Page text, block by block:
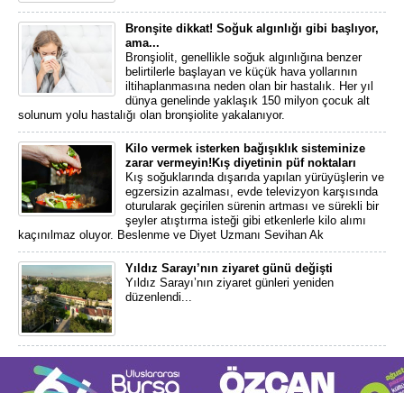
Bronşite dikkat! Soğuk algınlığı gibi başlıyor,
ama...
Bronşiolit, genellikle soğuk algınlığına benzer
belirtilerle başlayan ve küçük hava yollarının
iltihaplanmasına neden olan bir hastalık. Her yıl
dünya genelinde yaklaşık 150 milyon çocuk alt
solunum yolu hastalığı olan bronşiolite yakalanıyor.
Kilo vermek isterken bağışıklık sisteminize
zarar vermeyin!Kış diyetinin püf noktaları
Kış soğuklarında dışarıda yapılan yürüyüşlerin ve
egzersizin azalması, evde televizyon karşısında
oturularak geçirilen sürenin artması ve sürekli bir
şeyler atıştırma isteği gibi etkenlerle kilo alımı
kaçınılmaz oluyor. Beslenme ve Diyet Uzmanı Sevihan Ak
Yıldız Sarayı’nın ziyaret günü değişti
Yıldız Sarayı’nın ziyaret günleri yeniden
düzenlendi...